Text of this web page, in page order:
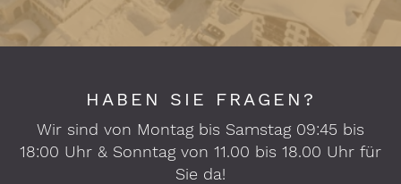
HABEN SIE FRAGEN?
Wir sind von Montag bis Samstag 09:45 bis
18:00 Uhr & Sonntag von 11.00 bis 18.00 Uhr für
Sie da!